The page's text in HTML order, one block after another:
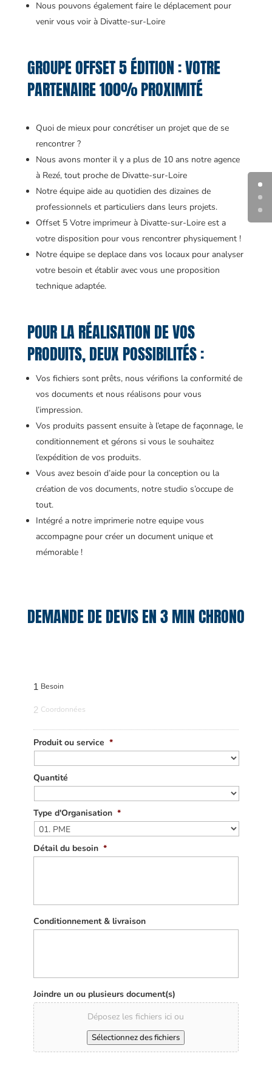
Nous pouvons également faire le déplacement pour
venir vous voir à Divatte-sur-Loire
GROUPE OFFSET 5 ÉDITION : VOTRE
PARTENAIRE 100% PROXIMITÉ
Quoi de mieux pour concrétiser un projet que de se
rencontrer ?
Nous avons monter il y a plus de 10 ans notre agence
à Rezé, tout proche de Divatte-sur-Loire
Notre équipe aide au quotidien des dizaines de
professionnels et particuliers dans leurs projets.
Offset 5 Votre imprimeur à Divatte-sur-Loire est a
votre disposition pour vous rencontrer physiquement !
Notre équipe se deplace dans vos locaux pour analyser
votre besoin et établir avec vous une proposition
technique adaptée.
POUR LA RÉALISATION DE VOS
PRODUITS, DEUX POSSIBILITÉS :
Vos fichiers sont prêts, nous vérifions la conformité de
vos documents et nous réalisons pour vous
l’impression.
Vos produits passent ensuite à l’etape de façonnage, le
conditionnement et gérons si vous le souhaitez
l’expédition de vos produits.
Vous avez besoin d’aide pour la conception ou la
création de vos documents, notre studio s’occupe de
tout.
Intégré a notre imprimerie notre equipe vous
accompagne pour créer un document unique et
mémorable !
DEMANDE DE DEVIS EN 3 MIN CHRONO
1 Besoin
2 Coordonnées
Produit ou service *
Quantité
Type d'Organisation *
Détail du besoin *
Conditionnement & livraison
Joindre un ou plusieurs document(s)
Déposez les fichiers ici ou
Sélectionnez des fichiers